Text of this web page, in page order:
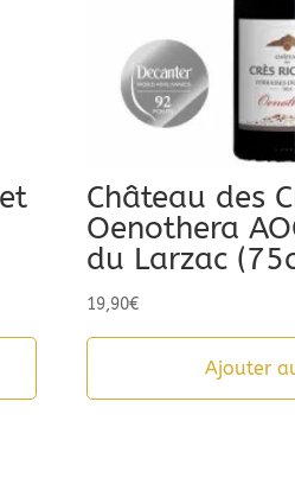
Château des
Oenothera
du Larzac
19,90€
Ajouter